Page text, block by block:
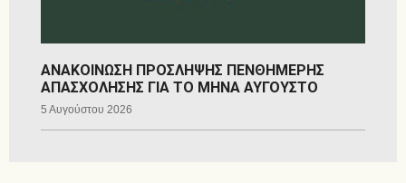
ΑΝΑΚΟΙΝΩΣΗ ΠΡΟΣΛΗΨΗΣ ΠΕΝΘΗΜΕΡΗΣ
ΑΠΑΣΧΟΛΗΣΗΣ ΓΙΑ ΤΟ ΜΗΝΑ ΑΥΓΟΥΣΤΟ
5 Αυγούστου 2026